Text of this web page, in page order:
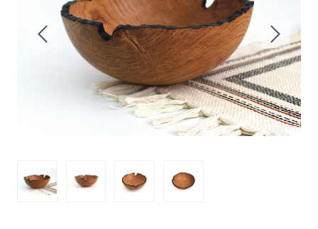
Вази
Фігури й статуетки
Догляд за виробами
Доставка та оплата
Контакти